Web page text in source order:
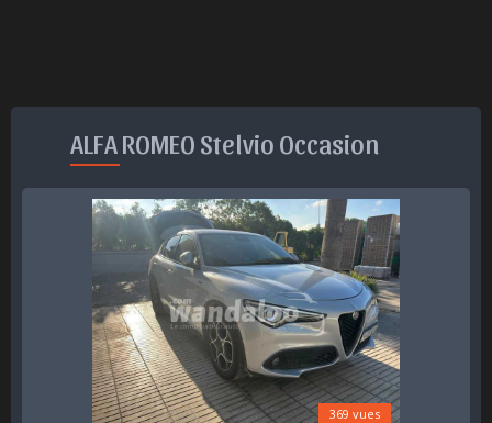
ALFA ROMEO Stelvio Occasion
369 vues